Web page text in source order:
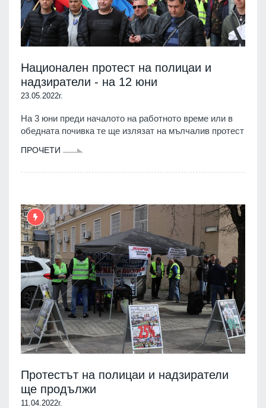
Национален протест на полицаи и
надзиратели - на 12 юни
23.05.2022г.
На 3 юни преди началото на работното време или в
обедната почивка те ще излязат на мълчалив протест
ПРОЧЕТИ
Протестът на полицаи и надзиратели
ще продължи
11.04.2022г.